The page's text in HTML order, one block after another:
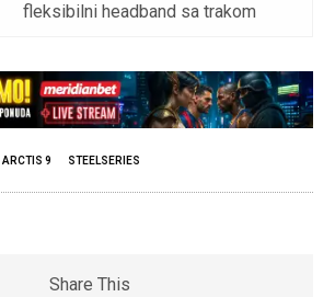
fleksibilni headband sa trakom
ARCTIS 9 STEELSERIES
Share This